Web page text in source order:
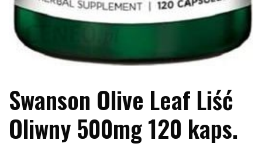
Swanson Olive Leaf Liść
Oliwny 500mg 120 kaps.